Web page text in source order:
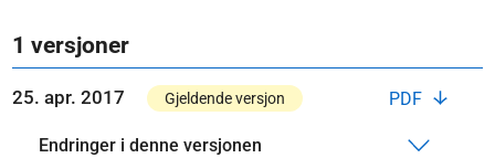
1 versjoner
PDF
25. apr. 2017 Gjeldende versjon
Endringer i denne versjonen